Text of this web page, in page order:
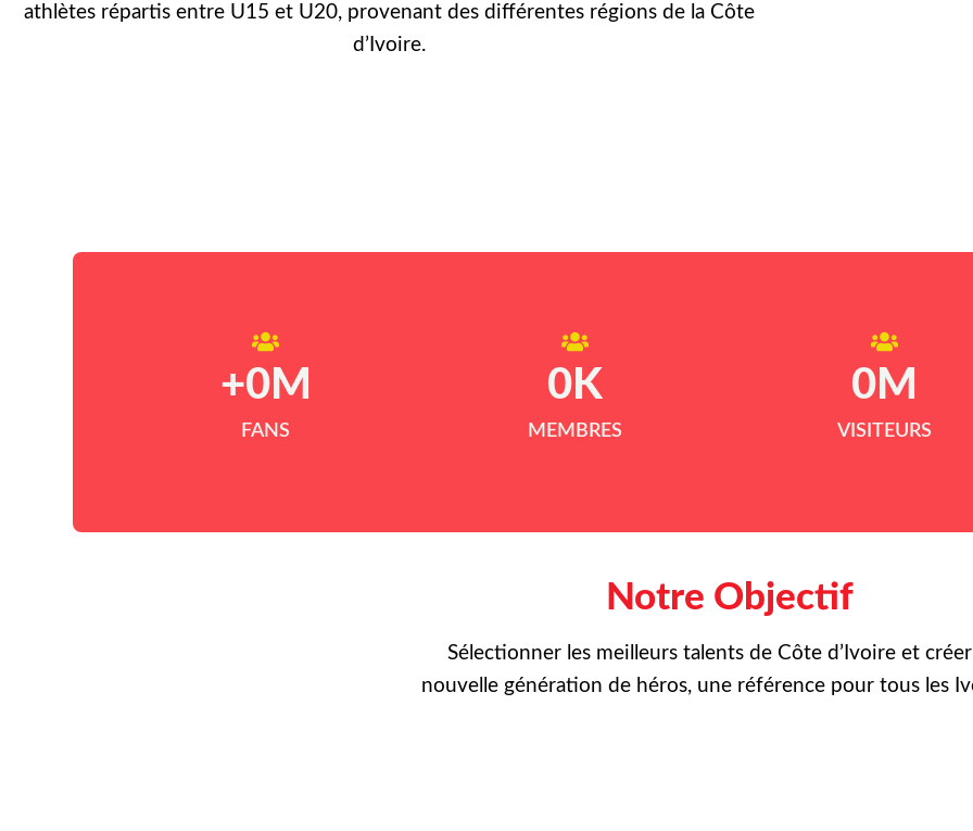
athlètes répartis entre U15 et U20, provenant des différentes régions de la Côte
d’Ivoire.
FANS
+0M
MEMBRES
0 K
VISITEURS
0M
Notre Objectif
Sélectionner les meilleurs talents de Côte d’Ivoire et
nouvelle génération de héros, une référence pour tous les